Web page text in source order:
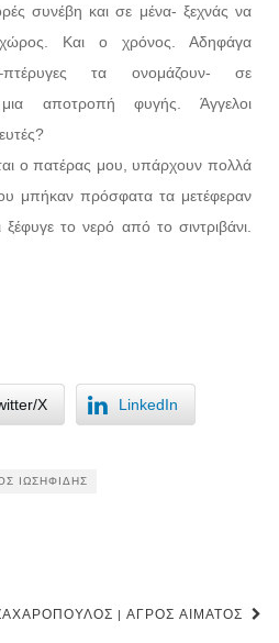
συνέβη και σε μένα- ξεχνάς να
Και ο χρόνος. Αδηφάγα
τα ονομάζουν- σε
μια αποτροπή φυγής. Άγγελοι
ο πατέρας μου, υπάρχουν πολλά
μπήκαν πρόσφατα τα μετέφεραν
το νερό από το σιντριβάνι.
X LinkedIn
ΙΩΣΗΦΊΔΗΣ
| ΑΓΡΌΣ ΑΊΜΑΤΟΣ